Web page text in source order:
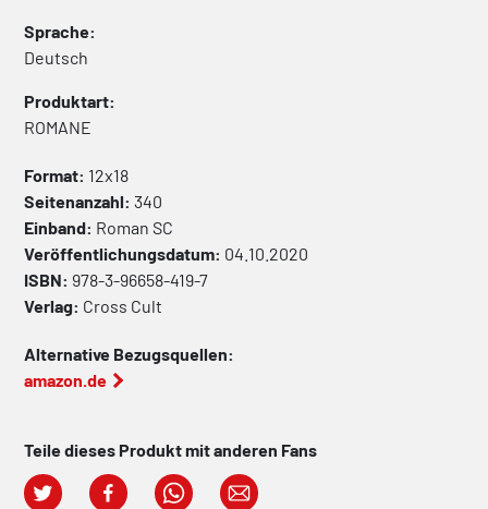
Sprache:
Deutsch
Produktart:
ROMANE
Format: 12x18
Seitenanzahl: 340
Einband: Roman SC
Veröffentlichungsdatum: 04.10.2020
ISBN: 978-3-96658-419-7
Verlag: Cross Cult
Alternative Bezugsquellen:
amazon.de
Teile dieses Produkt mit anderen Fans